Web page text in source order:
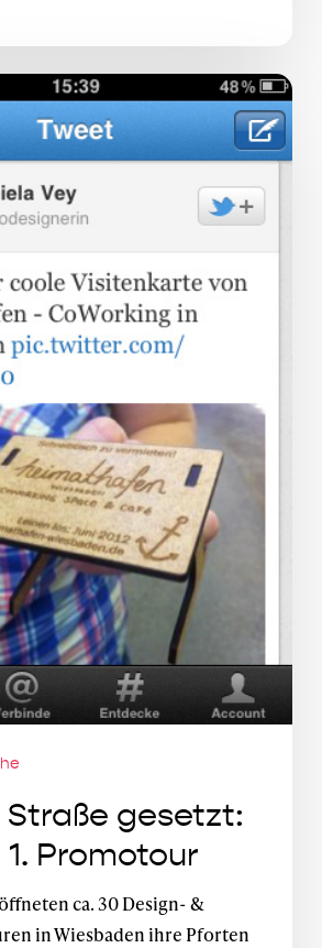
gesetzt:
Promotour
ca. 30 Design- &
in Wiesbaden ihre Pforten